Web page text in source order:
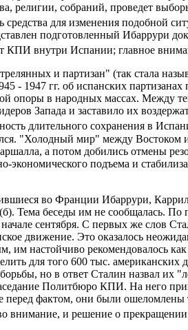
религии, собраний, проведет
средства для изменения подобной
подготовленный Ибаррури
КПИ внутри Испании; главное
и партизан" (так стала
- 1947 гг. об испанских
опоры в народных массах. Между
Запада и заставило их
длительного сохранения в
"Холодный мир" между
а потом добились отмены
экономического подъема и
во Франции Ибаррури,
Тема беседы им не сообщалась. По
начале сентября. С первых же слов
движение. Это оказалось
им настойчиво рекомендовалось
для того 600 тыс. американских
но в ответ Сталин назвал их
Политбюро КПИ. На него
перед фактом, они были
внимание, и решение о